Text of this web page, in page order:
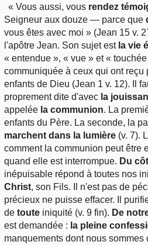
L'Église, l'Assemblée
Prophétie
Sanctification
Vie pratique
Mariage, famille
Sujets de A à Z
COURS Bibliques - GUIDES de
Pour débuter
Auteurs de A à Z
Rechercher dans la Bible
Études et commentaires par
Dictionnaires bibliques
Autres FAQ
« Vous aussi, vous rendez
Seigneur aux douze — parce que
vous êtes avec moi » (Jean 15 v.
l'apôtre Jean. Son sujet est la vie
« entendue », « vue » et «
communiquée à ceux qui ont reçu
enfants de Dieu (Jean 1 v. 12). Il
proprement dite d'avec la
appelée la communion. La
enfants du Père. La seconde, la
marchent dans la lumière (v. 7).
comment la communion peut être
quand elle est interrompue. Du
inépuisable répond à toutes nos
Christ, son Fils. Il n'est pas de
précieux ne puisse effacer. Il
de toute iniquité (v. 9 fin). De
est demandée : la pleine
manquements dont nous